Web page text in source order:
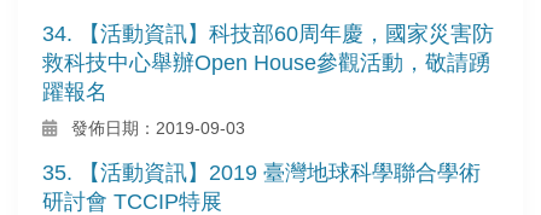
34. 【活動資訊】科技部60周年慶，國家災害防
救科技中心舉辦Open House參觀活動，敬請踴
躍報名
發佈日期：2019-09-03
35. 【活動資訊】2019 臺灣地球科學聯合學術
研討會 TCCIP特展